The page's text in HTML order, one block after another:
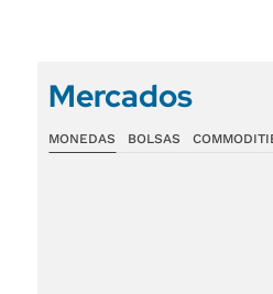
Mercados
MONEDAS BOLSAS